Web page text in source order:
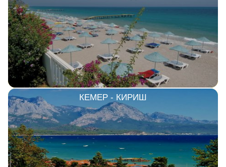
КЕМЕР - КИРИШ
Сетевые отели Шри Ланки
Сетевые отели Вьетнама
Сетевые отели Мальдив
Сетевые отели Бали
Сетевые отели Сейшел
Сетевые отели Маврикия